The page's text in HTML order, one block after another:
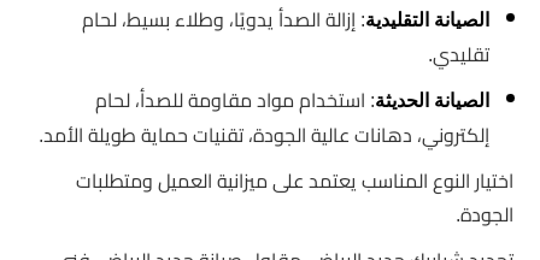
الصيانة التقليدية: إزالة الصدأ يدويًا، وطلاء بسيط، لحام
تقليدي.
الصيانة الحديثة: استخدام مواد مقاومة للصدأ، لحام
إلكتروني، دهانات عالية الجودة، تقنيات حماية طويلة الأمد.
اختيار النوع المناسب يعتمد على ميزانية العميل ومتطلبات
الجودة.